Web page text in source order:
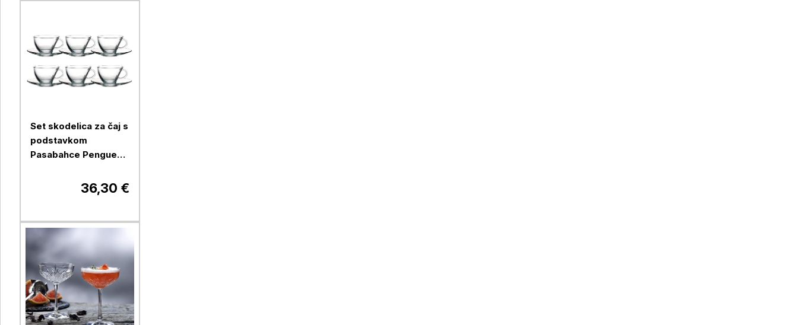
Set skodelica za čaj s
podstavkom
Pasabahce Penguen,
36,30 €